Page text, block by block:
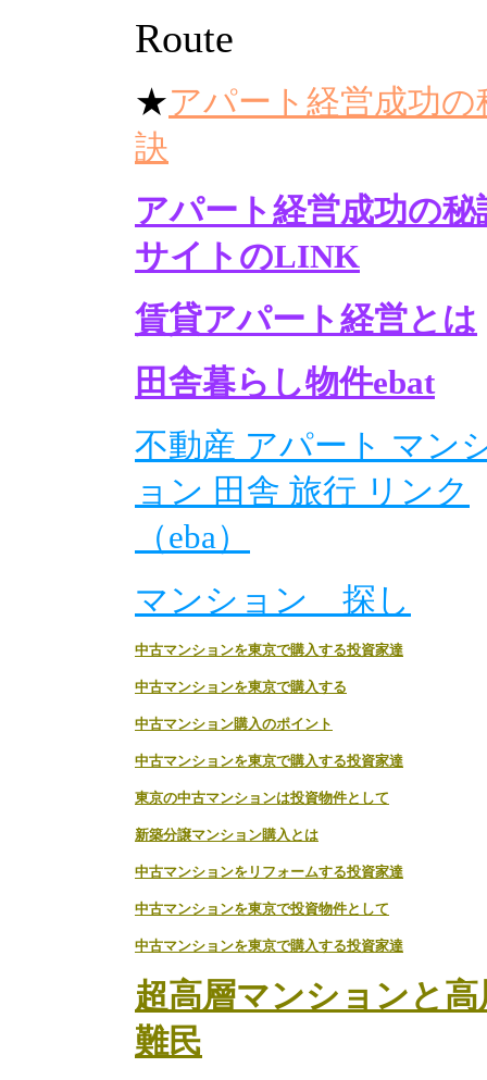
Route
★アパート経営成功の
訣
アパート経営成功の秘
サイトのLINK
賃貸アパート経営とは
田舎暮らし物件ebat
不動産 アパート マン
ョン 田舎 旅行 リンク
（eba）
マンション 探し
中古マンションを東京で購入する投資家達
中古マンションを東京で購入する
中古マンション購入のポイント
中古マンションを東京で購入する投資家達
東京の中古マンションは投資物件として
新築分譲マンション購入とは
中古マンションをリフォームする投資家達
中古マンションを東京で投資物件として
中古マンションを東京で購入する投資家達
超高層マンションと高
難民